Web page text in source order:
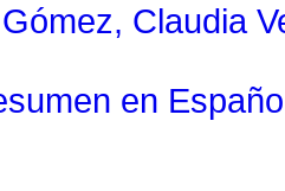
Claudia
en